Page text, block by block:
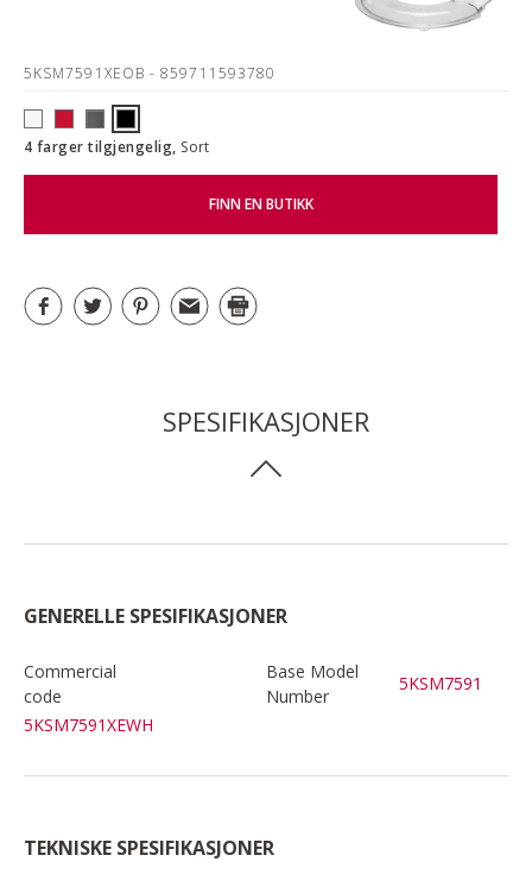
5KSM7591XEOB- 859711593780
4 farger tilgjengelig, Sort
FINN EN BUTIKK
SPESIFIKASJONER
GENERELLE SPESIFIKASJONER
Commercial
code
5KSM7591XEWH
Base Model
Number
5KSM7591
TEKNISKE SPESIFIKASJONER